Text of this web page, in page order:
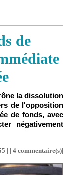
de
la dissolution
de l'opposition
de fonds, avec
négativement
| | 4 commentaire(s)|